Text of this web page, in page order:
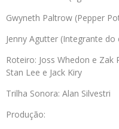
Gwyneth Paltrow (Pepper
Jenny Agutter (Integrante do
Roteiro: Joss Whedon e
Stan Lee e Jack Kiry
Trilha Sonora: Alan Silvestri
Produção: